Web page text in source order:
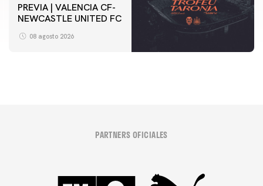
PREVIA | VALENCIA CF-
NEWCASTLE UNITED FC
08 agosto 2026
PARTNERS OFICIALES